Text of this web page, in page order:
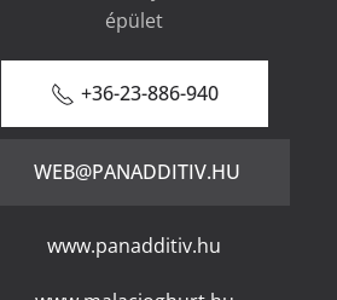
épület
+36-23-886-940
WEB@PANADDITIV.HU
www.panadditiv.hu